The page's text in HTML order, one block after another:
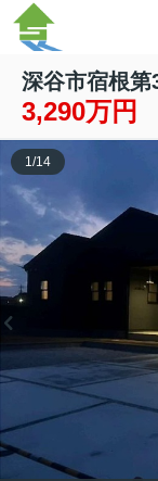
深谷市宿根
3,290万円
1/14